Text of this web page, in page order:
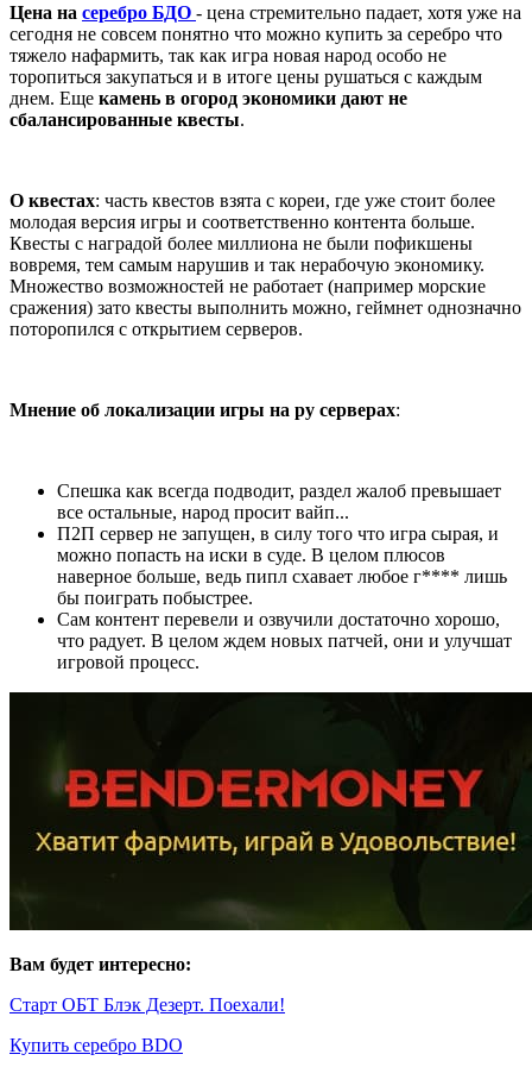
Цена на серебро БДО - цена стремительно падает, хотя уже на
сегодня не совсем понятно что можно купить за серебро что
тяжело нафармить, так как игра новая народ особо не
торопиться закупаться и в итоге цены рушаться с каждым
днем. Еще камень в огород экономики дают не
сбалансированные квесты.
О квестах: часть квестов взята с кореи, где уже стоит более
молодая версия игры и соответственно контента больше.
Квесты с наградой более миллиона не были пофикшены
вовремя, тем самым нарушив и так нерабочую экономику.
Множество возможностей не работает (например морские
сражения) зато квесты выполнить можно, геймнет однозначно
поторопился с открытием серверов.
Мнение об локализации игры на ру серверах:
Спешка как всегда подводит, раздел жалоб превышает
все остальные, народ просит вайп...
П2П сервер не запущен, в силу того что игра сырая, и
можно попасть на иски в суде. В целом плюсов
наверное больше, ведь пипл схавает любое г**** лишь
бы поиграть побыстрее.
Сам контент перевели и озвучили достаточно хорошо,
что радует. В целом ждем новых патчей, они и улучшат
игровой процесс.
Вам будет интересно:
Старт ОБТ Блэк Дезерт. Поехали!
Купить серебро BDO